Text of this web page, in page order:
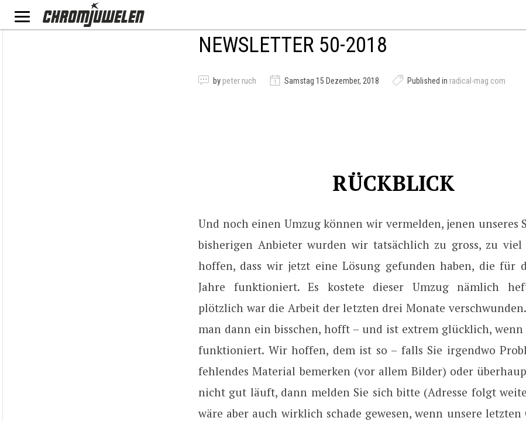
NEWSLETTER 50-2018
by peter ruch Samstag 15 Dezember, 2018 Published in radical-mag.com
RÜCKBLICK
Und noch einen Umzug können wir vermelden, jenen unseres
bisherigen Anbieter wurden wir tatsächlich zu gross, zu
hoffen, dass wir jetzt eine Lösung gefunden haben, die für
Jahre funktioniert. Es kostete dieser Umzug nämlich
plötzlich war die Arbeit der letzten drei Monate
man dann ein bisschen, hofft – und ist extrem glücklich, wenn
funktioniert. Wir hoffen, dem ist so – falls Sie irgendwo
fehlendes Material bemerken (vor allem Bilder) oder
nicht gut läuft, dann melden Sie sich bitte (Adresse folgt
wäre aber auch wirklich schade gewesen, wenn unsere letzten